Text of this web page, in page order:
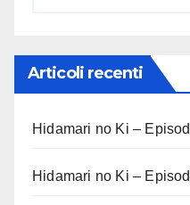
Articoli recenti
Hidamari no Ki –
Hidamari no Ki –